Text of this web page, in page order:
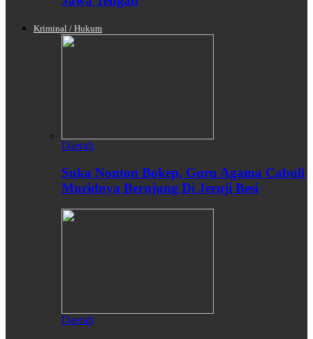
Kriminal / Hukum
Daerah
Suka Nonton Bokep, Guru Agama Cabuli
Muridnya Berujung Di Jeruji Besi
Daerah